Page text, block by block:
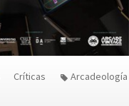
Críticas Arcadeología